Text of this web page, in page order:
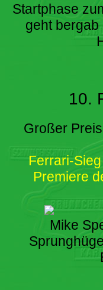
Startphase
geht
10.
Großer
Ferrari-
Premiere
Mike